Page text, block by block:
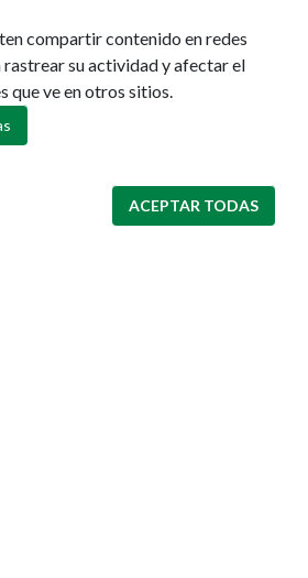
compartir contenido en redes
rastrear su actividad y afectar el
que ve en otros sitios.
ACEPTAR TODAS